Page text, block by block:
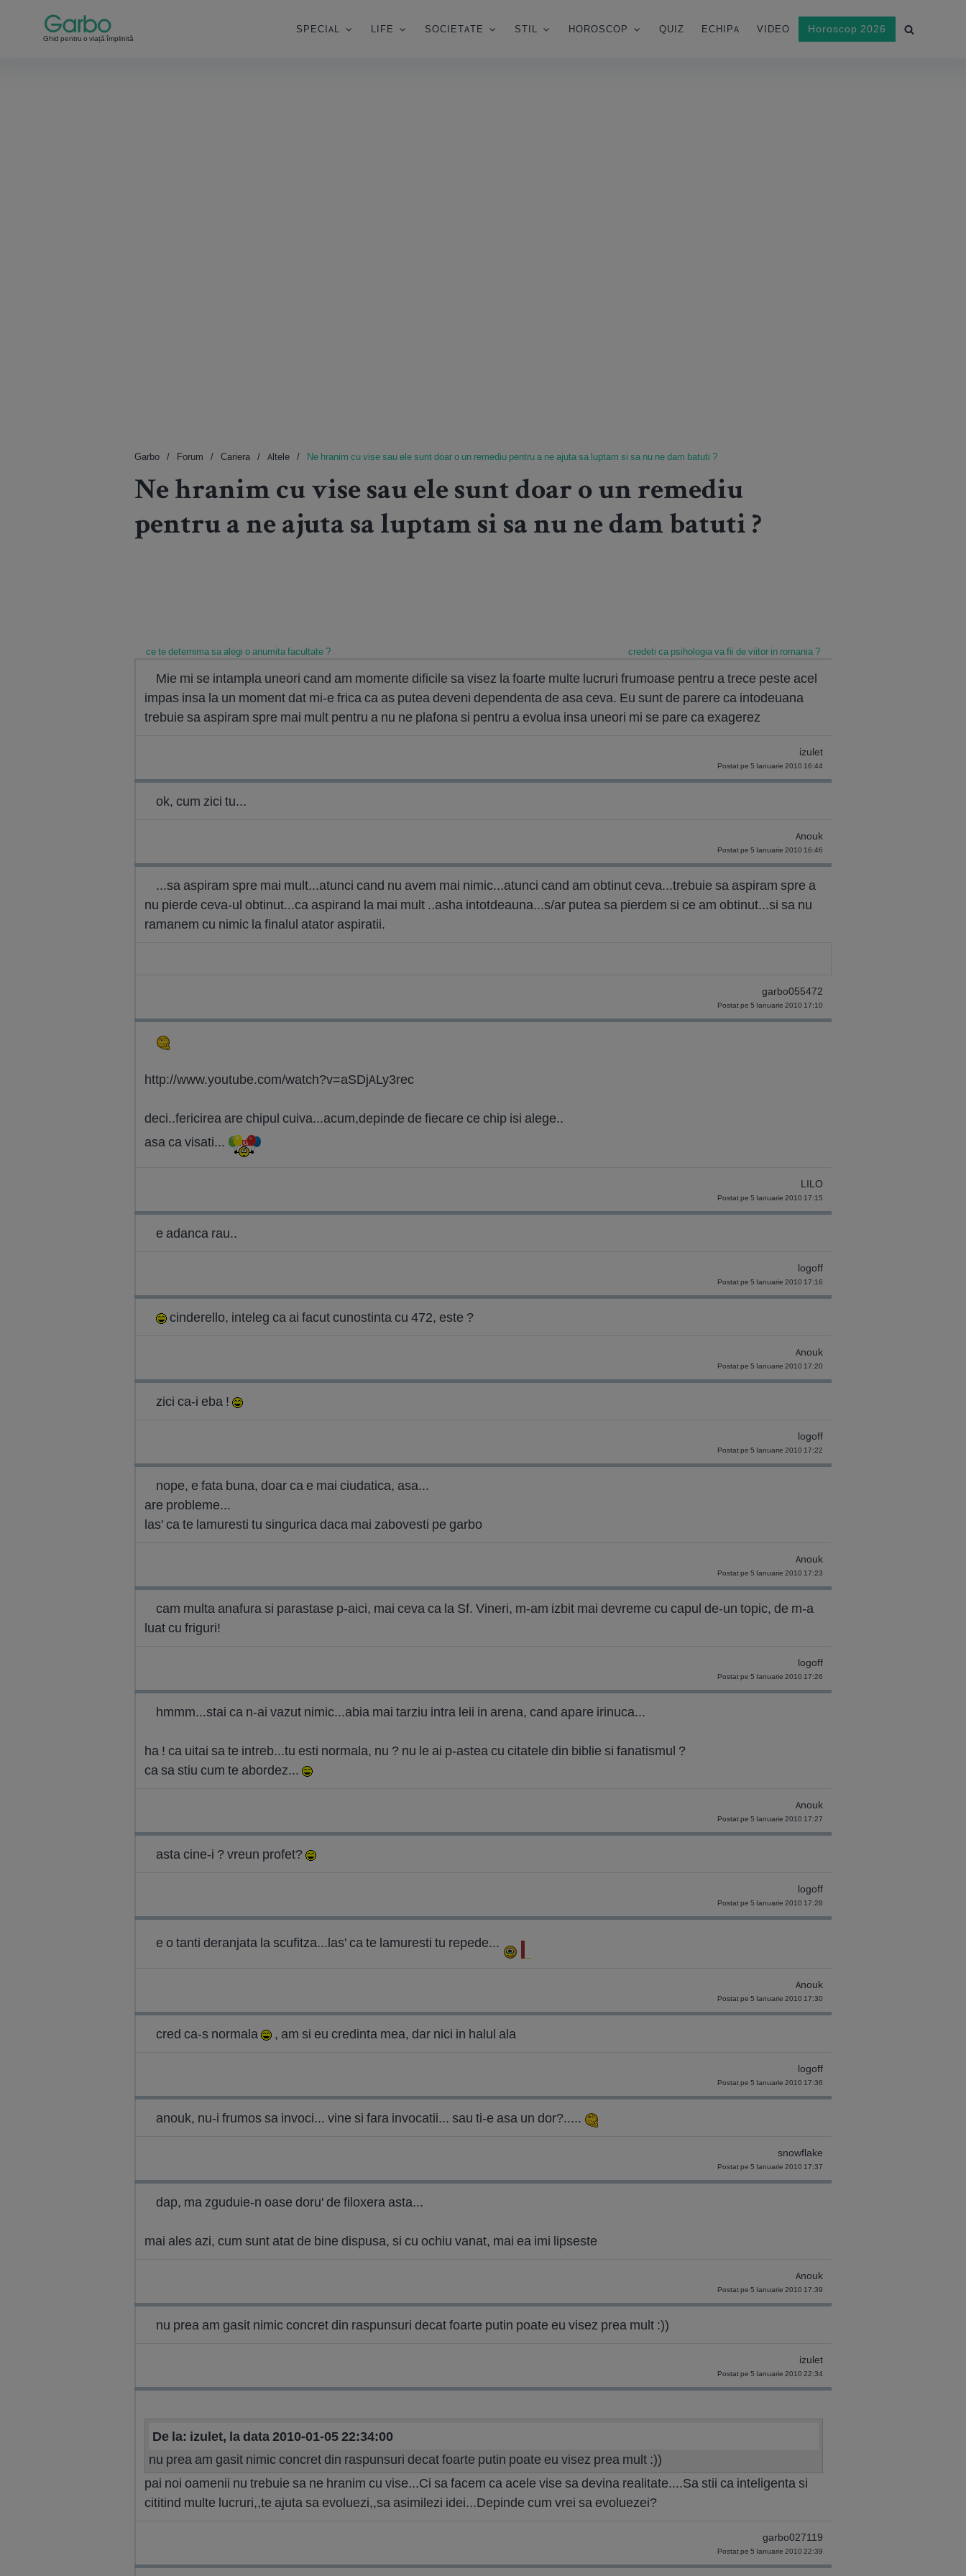
Ghid pentru o viață împlinită
SPECIAL LIFE SOCIETATE STIL HOROSCOP QUIZ ECHIPA VIDEO Horoscop 2026
Garbo Forum Cariera Altele Ne hranim cu vise sau ele sunt doar o un remediu pentru a ne ajuta sa luptam si sa nu ne dam batuti ?
Ne hranim cu vise sau ele sunt doar o un remediu
pentru a ne ajuta sa luptam si sa nu ne dam batuti ?
ce te deternima sa alegi o anumita facultate ? credeti ca psihologia va fii de viitor in romania ?
Mie mi se intampla uneori cand am momente dificile sa visez la foarte multe lucruri frumoase pentru a trece peste acel
impas insa la un moment dat mi-e frica ca as putea deveni dependenta de asa ceva. Eu sunt de parere ca intodeuana
trebuie sa aspiram spre mai mult pentru a nu ne plafona si pentru a evolua insa uneori mi se pare ca exagerez
izulet
Postat pe 5 Ianuarie 2010 16:44
ok, cum zici tu...
Anouk
Postat pe 5 Ianuarie 2010 16:46
...sa aspiram spre mai mult...atunci cand nu avem mai nimic...atunci cand am obtinut ceva...trebuie sa aspiram spre a
nu pierde ceva-ul obtinut...ca aspirand la mai mult ..asha intotdeauna...s/ar putea sa pierdem si ce am obtinut...si sa nu
ramanem cu nimic la finalul atator aspiratii.
garbo055472
Postat pe 5 Ianuarie 2010 17:10
http://www.youtube.com/watch?v=aSDjALy3rec
deci..fericirea are chipul cuiva...acum,depinde de fiecare ce chip isi alege..
asa ca visati...
LILO
Postat pe 5 Ianuarie 2010 17:15
e adanca rau..
logoff
Postat pe 5 Ianuarie 2010 17:16
cinderello, inteleg ca ai facut cunostinta cu 472, este ?
Anouk
Postat pe 5 Ianuarie 2010 17:20
zici ca-i eba !
logoff
Postat pe 5 Ianuarie 2010 17:22
nope, e fata buna, doar ca e mai ciudatica, asa...
are probleme...
las' ca te lamuresti tu singurica daca mai zabovesti pe garbo
Anouk
Postat pe 5 Ianuarie 2010 17:23
cam multa anafura si parastase p-aici, mai ceva ca la Sf. Vineri, m-am izbit mai devreme cu capul de-un topic, de m-a
luat cu friguri!
logoff
Postat pe 5 Ianuarie 2010 17:26
hmmm...stai ca n-ai vazut nimic...abia mai tarziu intra leii in arena, cand apare irinuca...
ha ! ca uitai sa te intreb...tu esti normala, nu ? nu le ai p-astea cu citatele din biblie si fanatismul ?
ca sa stiu cum te abordez...
Anouk
Postat pe 5 Ianuarie 2010 17:27
asta cine-i ? vreun profet?
logoff
Postat pe 5 Ianuarie 2010 17:28
e o tanti deranjata la scufitza...las' ca te lamuresti tu repede...
Anouk
Postat pe 5 Ianuarie 2010 17:30
cred ca-s normala , am si eu credinta mea, dar nici in halul ala
logoff
Postat pe 5 Ianuarie 2010 17:36
anouk, nu-i frumos sa invoci... vine si fara invocatii... sau ti-e asa un dor?.....
snowflake
Postat pe 5 Ianuarie 2010 17:37
dap, ma zguduie-n oase doru' de filoxera asta...
mai ales azi, cum sunt atat de bine dispusa, si cu ochiu vanat, mai ea imi lipseste
Anouk
Postat pe 5 Ianuarie 2010 17:39
nu prea am gasit nimic concret din raspunsuri decat foarte putin poate eu visez prea mult :))
izulet
Postat pe 5 Ianuarie 2010 22:34
De la: izulet, la data 2010-01-05 22:34:00
nu prea am gasit nimic concret din raspunsuri decat foarte putin poate eu visez prea mult :))
pai noi oamenii nu trebuie sa ne hranim cu vise...Ci sa facem ca acele vise sa devina realitate....Sa stii ca inteligenta si
cititind multe lucruri,,te ajuta sa evoluezi,,sa asimilezi idei...Depinde cum vrei sa evoluezei?
garbo027119
Postat pe 5 Ianuarie 2010 22:39